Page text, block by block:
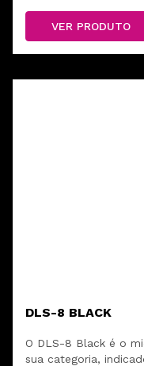
VER PRODUTO
DLS-8 BLACK
O DLS-8 Black é o
sua categoria,